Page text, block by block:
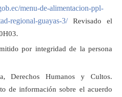
menu-de-alimentacion-ppl-
regional-guayas-3/Revisado el
por integridad de la persona
Derechos Humanos y Cultos.
de información sobre el acuerdo